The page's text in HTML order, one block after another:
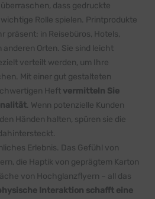
dass gedruckte
Rolle spielen. Printprodukte
präsent: in Reisebüros, Hotels,
Orten. Sie sind leicht
verteilt werden, um Ihre
Mit einer gut gestalteten
Heft vermitteln Sie
. Wenn potenzielle Kunden
Händen halten, spüren sie die
Erlebnis. Das Gefühl von
die Haptik von geprägtem Karton
von Hochglanzflyern – all das
Interaktion schafft eine